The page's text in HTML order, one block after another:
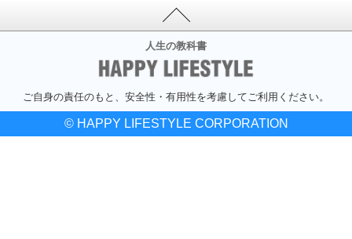
人生の教科書
ご自身の責任のもと、安全性・有用性を考慮してご利用ください。
© HAPPY LIFESTYLE CORPORATION